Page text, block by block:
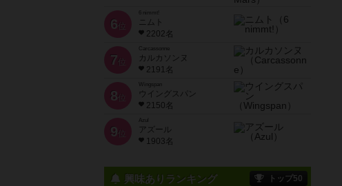
6 位
ニムト
2202名
7 位
Carcassonne
カルカソンヌ
2191名
8 位
Wingspan
ウイングスパン
2150名
9 位
Azul
アズール
1903名
興味ありランキング トップ50